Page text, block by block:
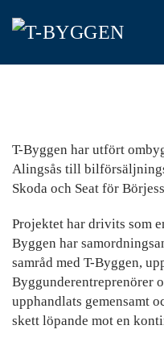
to
T-Byggen har utfört
Alingsås till
Skoda och Seat för
Projektet har drivits som
Byggen har
samråd med T-Byggen,
Byggunderentreprenörer
upphandlats gemensamt
skett löpande mot en